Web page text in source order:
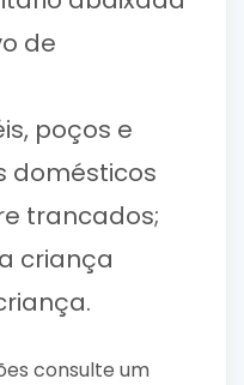
de
poços e
domésticos
trancados;
criança
consulte um